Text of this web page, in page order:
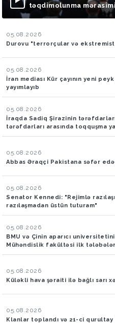
təqdimolunma
05.08.2026
Durovu "terrorçular və
05.08.2026
İran mediası Kür çayının yeni
yayımlayıb
05.08.2026
İraqda Sadiq Şirazinin
tərəfdarları arasında toqquşma
05.08.2026
Abbas Əraqçi Pakistana səfər
05.08.2026
Senator Kennedi: "Rejimlə
razılaşmadan üstün tuturam"
05.08.2026
BMU və Çinin aparıcı
Mühəndislik fakültəsi ilk
05.08.2026
Küləkli hava şəraiti ilə bağlı sarı
05.08.2026
Klanlar toplandı və 21-ci